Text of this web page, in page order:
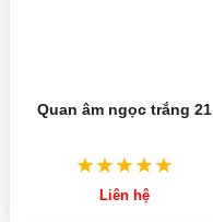
Quan âm ngọc trắng 21
Liên hệ